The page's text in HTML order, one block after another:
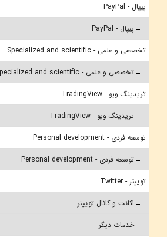
پیپال - PayPal
پیپال - PayPal
تخصصی و علمی - Specialized and scientific
تخصصی و علمی - Specialized and scientific
تریدینگ ویو - TradingView
تریدینگ ویو - TradingView
توسعه فردی - Personal development
توسعه فردی - Personal development
توییتر - Twitter
اکانت و کانال توییتر
خدمات دیگر